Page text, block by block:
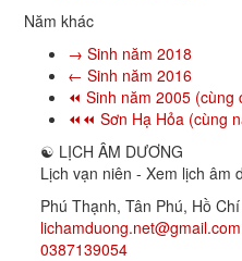
Năm khác
→ Sinh năm 2018
← Sinh năm 2016
⏪ Sinh năm 2005 (cùng
⏪⏪ Sơn Hạ Hỏa (cùng
☯ LỊCH ÂM DƯƠNG
Lịch vạn niên - Xem lịch âm
Phú Thạnh, Tân Phú, Hồ
lichamduong.net@gmail.com
0387139054